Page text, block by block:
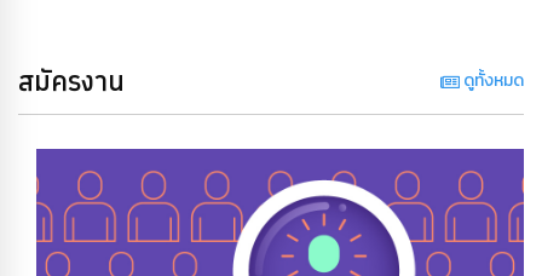
สมัครงาน ดูทั้งหมด